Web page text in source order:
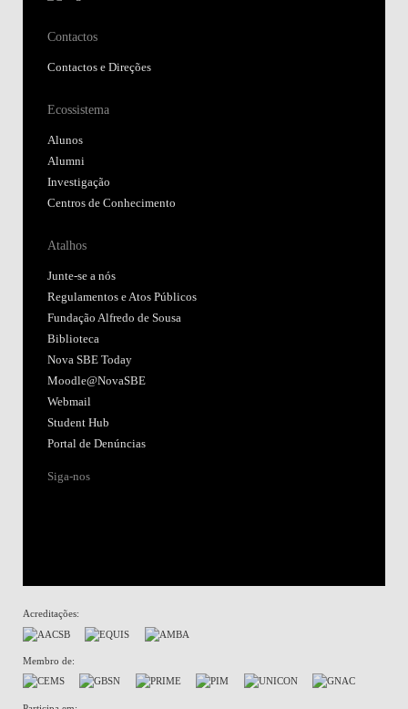
Contactos
Contactos e Direções
Ecossistema
Alunos
Alumni
Investigação
Centros de Conhecimento
Atalhos
Junte-se a nós
Regulamentos e Atos Públicos
Fundação Alfredo de Sousa
Biblioteca
Nova SBE Today
Moodle@NovaSBE
Webmail
Student Hub
Portal de Denúncias
Siga-nos
Acreditações:
Membro de: